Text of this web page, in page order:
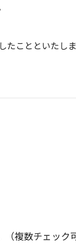
たことといたし
（複数チェック